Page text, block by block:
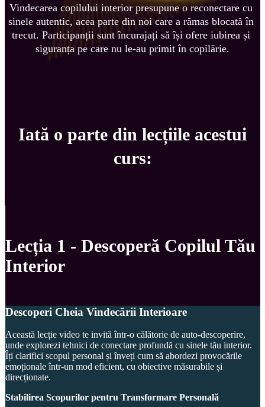
Vindecarea copilului interior presupune o reconectare cu
sinele autentic, acea parte din noi care a rămas blocată în
trecut. Participanții sunt încurajați să își ofere iubirea și
siguranța pe care nu le-au primit în copilărie.
Iată o parte din lecțiile acestui
curs:
Lecția 1 - Descoperă Copilul Tău
Interior
Descoperi Cheia Vindecării Interioare
Această lecție video te invită într-o călătorie de auto-descoperire,
unde explorezi tehnici de conectare profundă cu sinele tău interior.
Îți clarifici scopul personal și înveți cum să abordezi provocările
emoționale într-un mod eficient, cu obiective măsurabile și
direcționate.
Stabilirea Scopurilor pentru Transformare Personală